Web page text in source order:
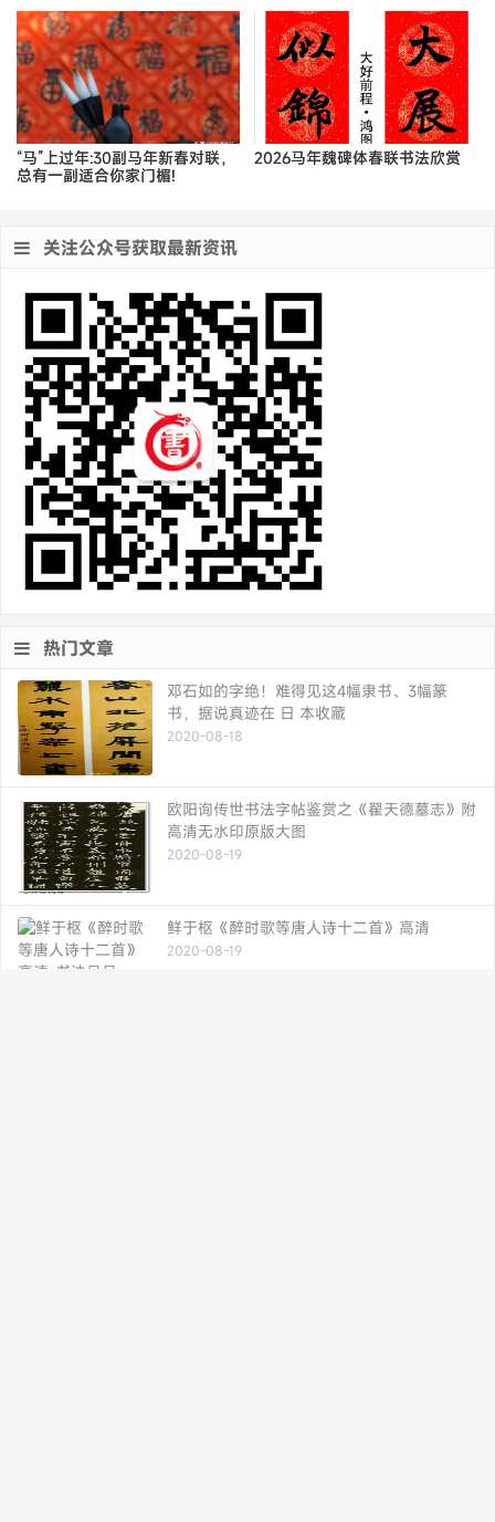
“马”上过年:30副马年新春对联，
总有一副适合你家门楣!
2026马年魏碑体春联书法欣赏
关注公众号获取最新资讯
热门文章
邓石如的字绝！难得见这4幅隶书、3幅篆
书，据说真迹在 日 本收藏
2020-08-18
欧阳询传世书法字帖鉴赏之《翟天德墓志》附
高清无水印原版大图
2020-08-19
鲜于枢《醉时歌等唐人诗十二首》高清
2020-08-19